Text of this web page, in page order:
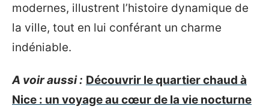
modernes, illustrent l’histoire dynamique de
la ville, tout en lui conférant un charme
indéniable.
A voir aussi : Découvrir le quartier chaud à
Nice : un voyage au cœur de la vie nocturne